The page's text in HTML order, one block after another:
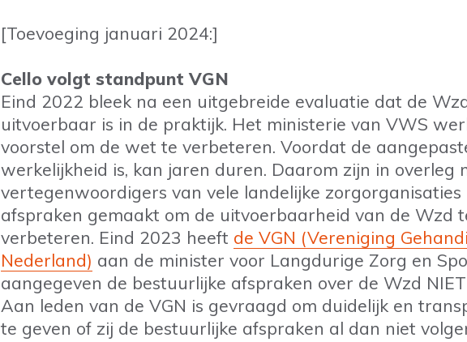
[Toevoeging januari 2024:]
Cello volgt standpunt VGN
Eind 2022 bleek na een uitgebreide evaluatie dat de
uitvoerbaar is in de praktijk. Het ministerie van VWS
voorstel om de wet te verbeteren. Voordat de
werkelijkheid is, kan jaren duren. Daarom zijn in overleg
vertegenwoordigers van vele landelijke zorgorganisaties
afspraken gemaakt om de uitvoerbaarheid van de Wzd
verbeteren. Eind 2023 heeft de VGN (Vereniging
Nederland) aan de minister voor Langdurige Zorg en
aangegeven de bestuurlijke afspraken over de Wzd
Aan leden van de VGN is gevraagd om duidelijk en
te geven of zij de bestuurlijke afspraken al dan niet